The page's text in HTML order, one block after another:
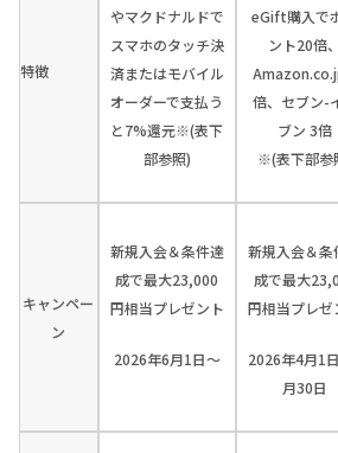
特徴
やマクドナルドで
スマホのタッチ決
済またはモバイル
オーダーで支払う
と7%還元※(表下
部参照)
eGift購入で
ント20倍、
倍、セブン-
ブン 3倍
※(表下部参
キャンペー
ン
新規入会＆条件達
成で最大23,000
円相当プレゼント
2026年6月1日～
新規入会＆条
成で最大
円相当プレゼ
2026年4月1
月30日